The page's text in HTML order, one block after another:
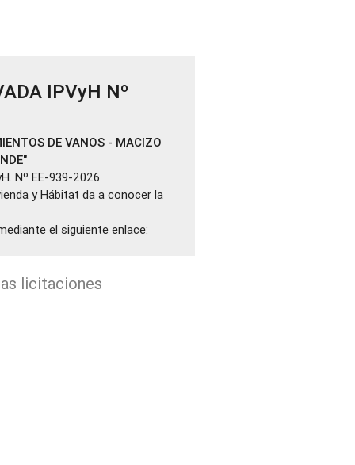
IPVyH Nº
DE VANOS - MACIZO
Nº EE-939-2026
y Hábitat da a conocer la
el siguiente enlace:
licitaciones